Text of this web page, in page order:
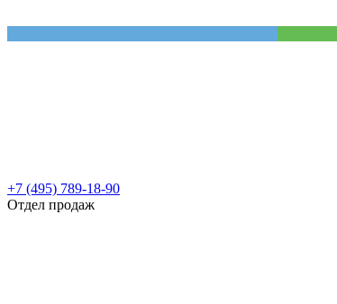
+7 (495) 789-18-90
Отдел продаж